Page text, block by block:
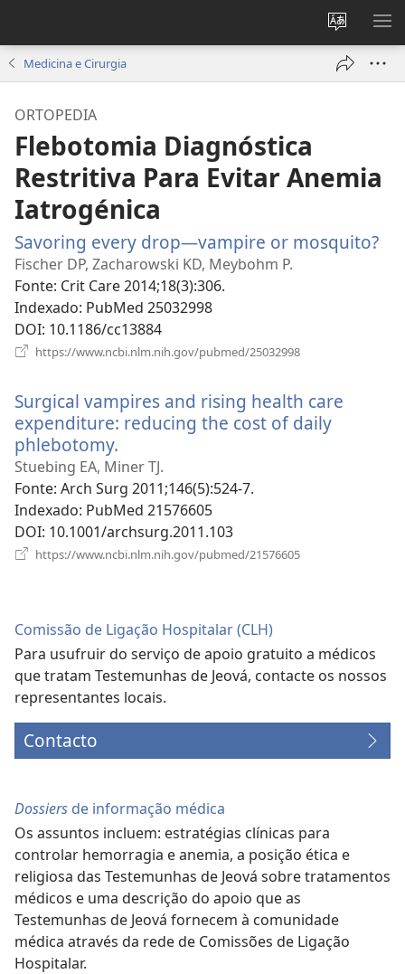
Alterar
a
língua
Medicina e Cirurgia
ORTOPEDIA
Flebotomia Diagnóstica
Restritiva Para Evitar Anemia
Iatrogénica
Savoring every drop—vampire or mosquito?
Fischer DP, Zacharowski KD, Meybohm P.
Fonte‎: Crit Care 2014;18(3):306.
Indexado‎: PubMed 25032998
DOI‎: 10.1186/cc13884
https://www.ncbi.nlm.nih.gov/pubmed/25032998
janela)
Surgical vampires and rising health care
expenditure: reducing the cost of daily
phlebotomy.
uma
nova
janela)
Stuebing EA, Miner TJ.
Fonte‎: Arch Surg 2011;146(5):524-7.
Indexado‎: PubMed 21576605
DOI‎: 10.1001/archsurg.2011.103
https://www.ncbi.nlm.nih.gov/pubmed/21576605
Comissão de Ligação Hospitalar (CLH)
Para usufruir do serviço de apoio gratuito a médicos
que tratam Testemunhas de Jeová, contacte os nossos
representantes locais.
Contacto
Dossiers de informação médica
Os assuntos incluem: estratégias clínicas para
controlar hemorragia e anemia, a posição ética e
religiosa das Testemunhas de Jeová sobre tratamentos
médicos e uma descrição do apoio que as
Testemunhas de Jeová fornecem à comunidade
médica através da rede de Comissões de Ligação
Hospitalar.